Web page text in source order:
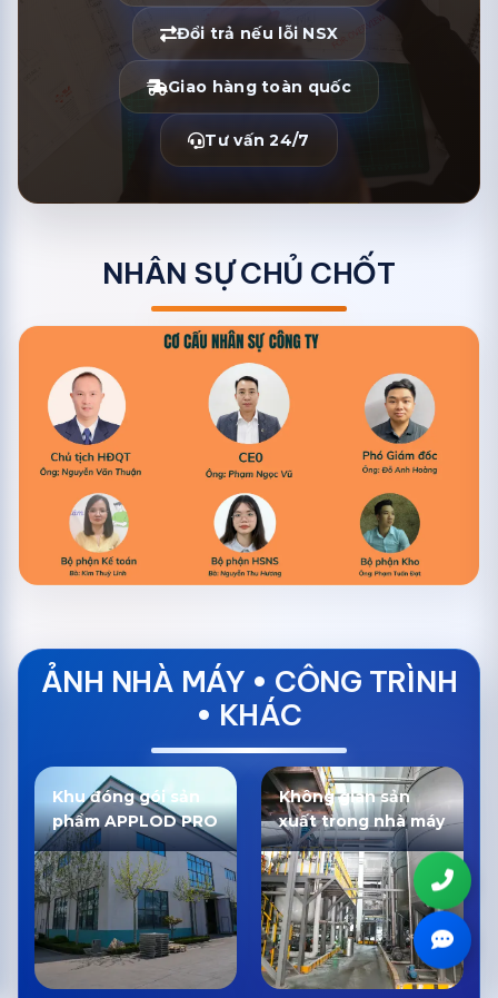
Đổi trả nếu lỗi NSX
Giao hàng toàn quốc
Tư vấn 24/7
NHÂN SỰ CHỦ CHỐT
ẢNH NHÀ MÁY • CÔNG TRÌNH
• KHÁC
Khu đóng gói sản
phẩm APPLOD PRO
Không gian sản
xuất trong nhà máy